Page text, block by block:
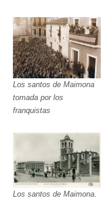
Los santos de Maimona
tomada por los
franquistas
Los santos de Maimona